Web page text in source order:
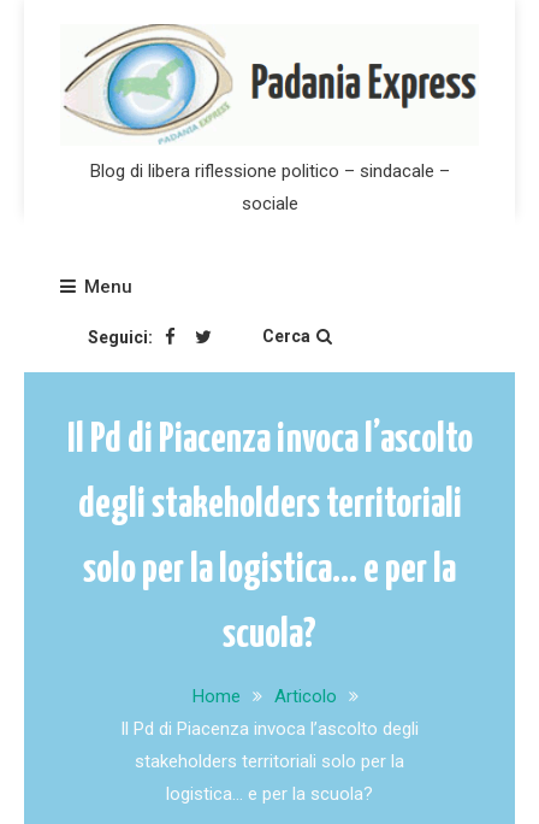
Blog di libera riflessione politico – sindacale –
sociale
Menu
Seguici: Cerca
Il Pd di Piacenza invoca l’ascolto
degli stakeholders territoriali
solo per la logistica… e per la
scuola?
Home
Articolo
Il Pd di Piacenza invoca l’ascolto degli
stakeholders territoriali solo per la
logistica… e per la scuola?